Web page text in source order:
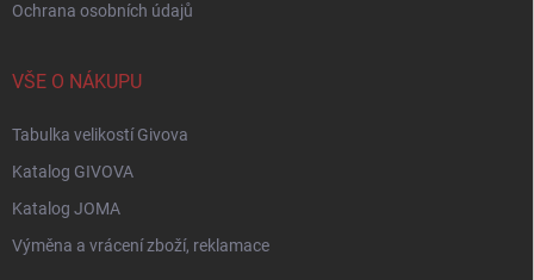
Ochrana osobních údajů
VŠE O NÁKUPU
Tabulka velikostí Givova
Katalog GIVOVA
Katalog JOMA
Výměna a vrácení zboží, reklamace